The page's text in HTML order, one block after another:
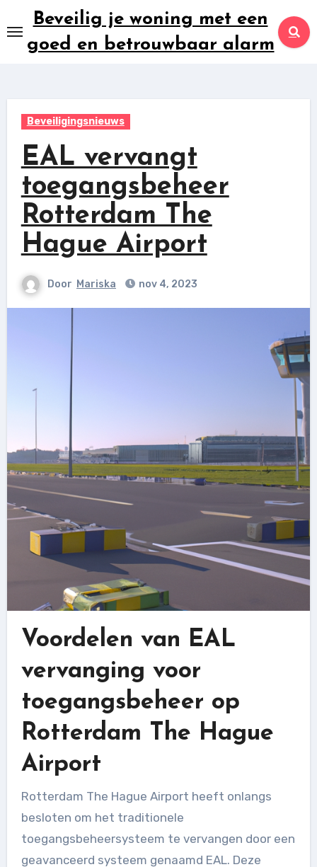
naar
inhoud
Beveilig je woning met een
goed en betrouwbaar alarm
Beveiligingsnieuws
EAL vervangt
toegangsbeheer
Rotterdam The
Hague Airport
Door Mariska nov 4, 2023
Voordelen van EAL
vervanging voor
toegangsbeheer op
Rotterdam The Hague
Airport
Rotterdam The Hague Airport heeft onlangs
besloten om het traditionele
toegangsbeheersysteem te vervangen door een
geavanceerd systeem genaamd EAL. Deze